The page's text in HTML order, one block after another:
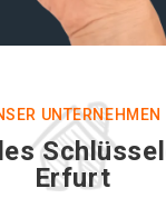
UNTERNEHMEN
Erfurt